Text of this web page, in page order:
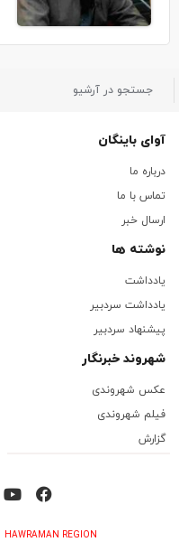
آوای باینگان
درباره ما
تماس با ما
ارسال خبر
نوشته ها
یادداشت
یادداشت سردبیر
پیشنهاد سردبیر
شهروند خبرنگار
عکس شهروندی
فیلم شهروندی
گزارش
HAWRAMAN REGION